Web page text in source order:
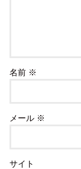
名前 ※
メール ※
サイト